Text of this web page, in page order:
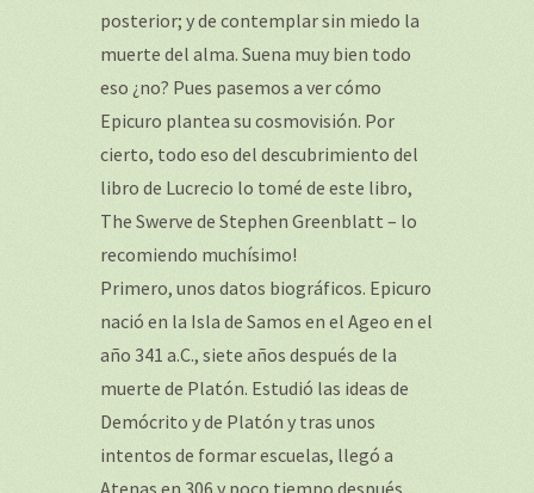
posterior; y de contemplar sin miedo la
muerte del alma. Suena muy bien todo
eso ¿no? Pues pasemos a ver cómo
Epicuro plantea su cosmovisión. Por
cierto, todo eso del descubrimiento del
libro de Lucrecio lo tomé de este libro,
The Swerve de Stephen Greenblatt – lo
recomiendo muchísimo!
Primero, unos datos biográficos. Epicuro
nació en la Isla de Samos en el Ageo en el
año 341 a.C., siete años después de la
muerte de Platón. Estudió las ideas de
Demócrito y de Platón y tras unos
intentos de formar escuelas, llegó a
Atenas en 306 y poco tiempo después